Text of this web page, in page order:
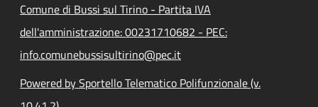
Comune di Bussi sul Tirino - Partita IVA
dell'amministrazione: 00231710682 - PEC:
info.comunebussisultirino@pec.it
Powered by Sportello Telematico Polifunzionale (v.